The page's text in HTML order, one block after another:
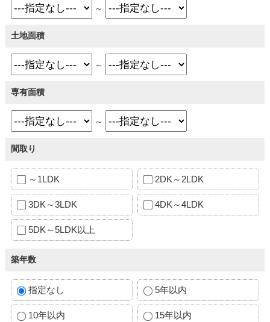
～
土地面積
～
専有面積
～
間取り
～1LDK 2DK～2LDK
3DK～3LDK 4DK～4LDK
5DK～5LDK以上
築年数
指定なし 5年以内
10年以内 15年以内